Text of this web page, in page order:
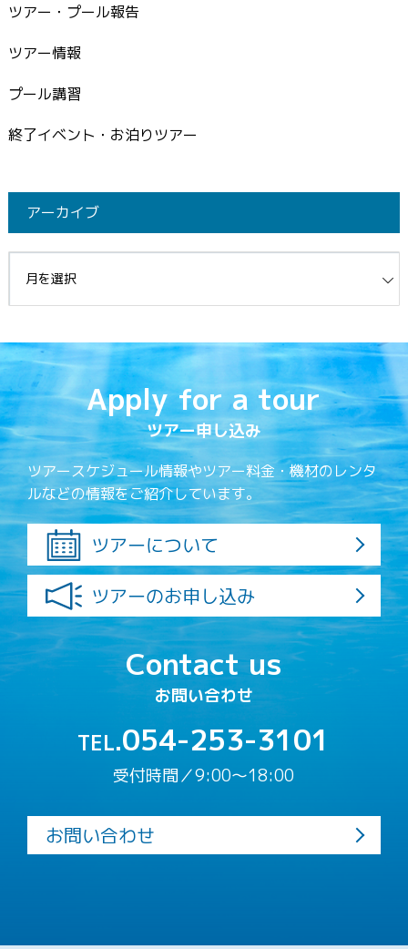
ツアー・プール報告
ツアー情報
プール講習
終了イベント・お泊りツアー
アーカイブ
Apply for a tour
ツアー申し込み
ツアースケジュール情報やツアー料金・機材のレンタ
ルなどの情報をご紹介しています。
ツアーについて
ツアーのお申し込み
Contact us
お問い合わせ
TEL.054-253-3101
受付時間／9:00〜18:00
お問い合わせ